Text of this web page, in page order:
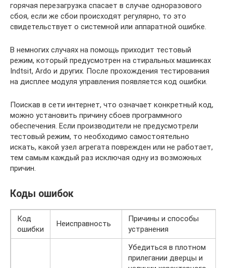
горячая перезагрузка спасает в случае одноразового
сбоя, если же сбои происходят регулярно, то это
свидетельствует о системной или аппаратной ошибке.
В немногих случаях на помощь приходит тестовый
режим, который предусмотрен на стиральных машинках
Indtsit, Ardo и других. После прохождения тестирования
на дисплее модуля управления появляется код ошибки.
Поискав в сети интернет, что означает конкретный код,
можно установить причину сбоев программного
обеспечения. Если производители не предусмотрели
тестовый режим, то необходимо самостоятельно
искать, какой узел агрегата поврежден или не работает,
тем самым каждый раз исключая одну из возможных
причин.
Коды ошибок
Код
ошибки
Неисправность
Причины и способы
устранения
Убедиться в плотном
прилегании дверцы и